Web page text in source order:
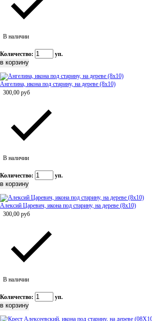
В наличии
Количество: уп.
Ангелина, икона под старину, на дереве (8x10)
300,00 руб
В наличии
Количество: уп.
Алексий Царевич, икона под старину, на дереве (8x10)
300,00 руб
В наличии
Количество: уп.